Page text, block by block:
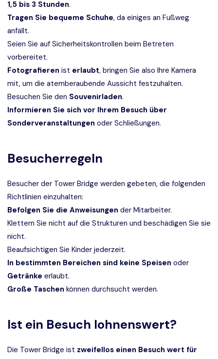
1,5 bis 3 Stunden.
Tragen Sie bequeme Schuhe, da einiges an Fußweg
anfällt.
Seien Sie auf Sicherheitskontrollen beim Betreten
vorbereitet.
Fotografieren ist erlaubt, bringen Sie also Ihre Kamera
mit, um die atemberaubende Aussicht festzuhalten.
Besuchen Sie den Souvenirladen.
Informieren Sie sich vor Ihrem Besuch über
Sonderveranstaltungen oder Schließungen.
Besucherregeln
Besucher der Tower Bridge werden gebeten, die folgenden
Richtlinien einzuhalten:
Befolgen Sie die Anweisungen der Mitarbeiter.
Klettern Sie nicht auf die Strukturen und beschädigen Sie sie
nicht.
Beaufsichtigen Sie Kinder jederzeit.
In bestimmten Bereichen sind keine Speisen oder
Getränke erlaubt.
Große Taschen können durchsucht werden.
Ist ein Besuch lohnenswert?
Die Tower Bridge ist zweifellos einen Besuch wert für